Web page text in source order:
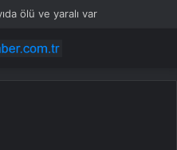
ölü ve yaralı var